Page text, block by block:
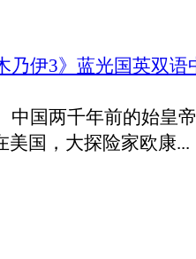
乃伊3》蓝光国英双语
中国两千年前的始皇
美国，大探险家欧康...